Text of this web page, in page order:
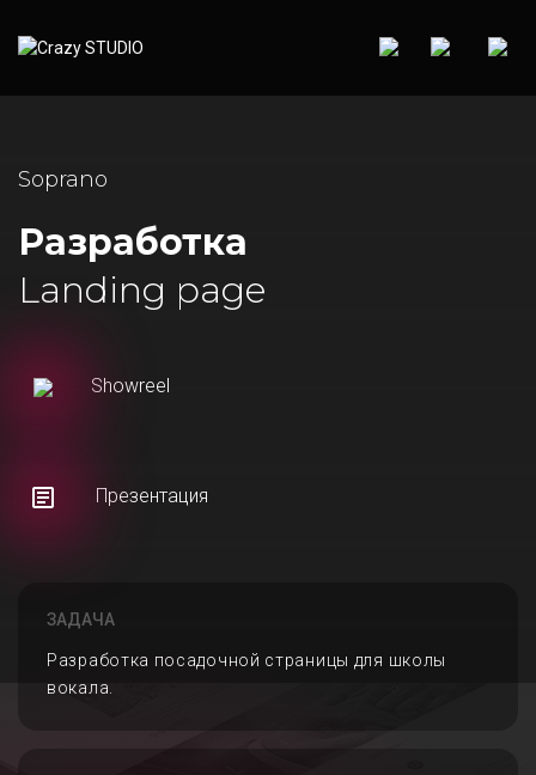
Soprano
Разработка
Landing page
Showreel
Презентация
ЗАДАЧА
Разработка посадочной страницы для школы
вокала.